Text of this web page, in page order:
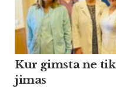
Kur gims­ta ne
ji­mas